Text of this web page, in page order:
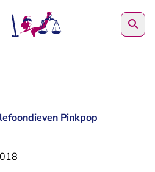
Pinkpop